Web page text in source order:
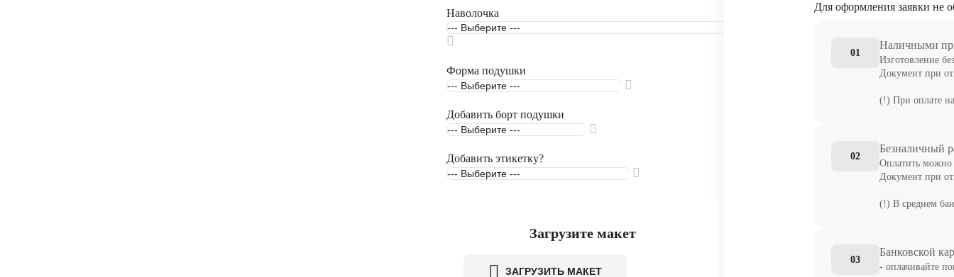
Наволочка
Форма подушки
Добавить борт подушки
Добавить этикетку?
Загрузите макет
ЗАГРУЗИТЬ МАКЕТ
Для оформления заявки не
01
Наличными
Изготовление
Документ при
(!) При оплате
02
Безналичный
Оплатить можно
Документ при
(!) В среднем
03
Банковской
- оплачивайте